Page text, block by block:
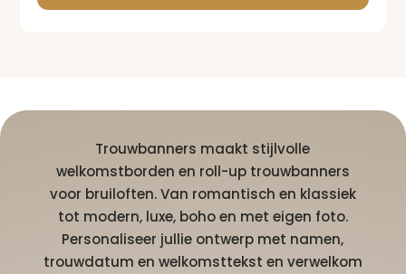
Trouwbanners maakt stijlvolle
welkomstborden en roll-up trouwbanners
voor bruiloften. Van romantisch en klassiek
tot modern, luxe, boho en met eigen foto.
Personaliseer jullie ontwerp met namen,
trouwdatum en welkomsttekst en verwelkom